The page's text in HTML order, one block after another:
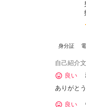
身分証
自己紹介
良い
ありがと
良い